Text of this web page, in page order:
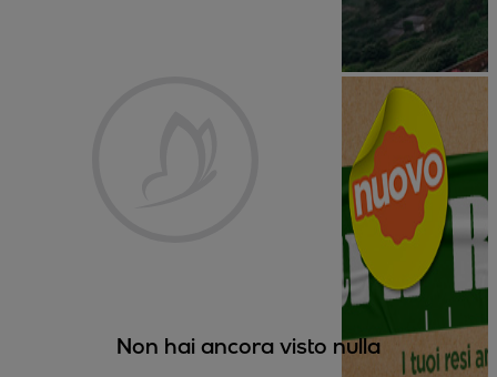
Non hai ancora visto nulla Ci si